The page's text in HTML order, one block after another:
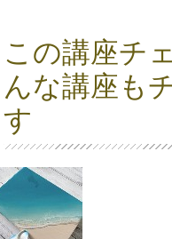
この講座チ
んな講座も
す